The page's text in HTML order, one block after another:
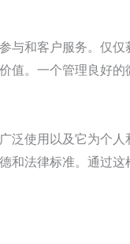
与和客户服务。仅
值。一个管理良好
泛使用以及它为个
和法律标准。通过